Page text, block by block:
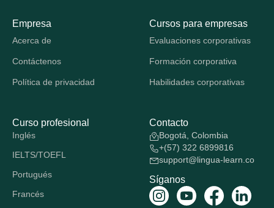
Empresa
Acerca de
Contáctenos
Política de privacidad
Cursos para empresas
Evaluaciones corporativas
Formación corporativa
Habilidades corporativas
Curso profesional
Inglés
IELTS/TOEFL
Portugués
Francés
Contacto
Bogotá, Colombia
+(57) 322 6899816
support@lingua-learn.co
Síganos